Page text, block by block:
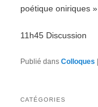
poétique oniriques »
11h45 Discussion
Publié dans Colloques
CATÉGORIES